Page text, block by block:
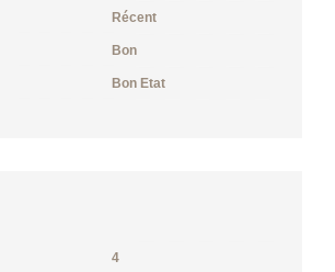
Récent
Bon
Bon Etat
4